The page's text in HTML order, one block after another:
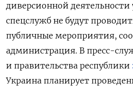
диверсионной деятельности
спецслужб не будут
публичные мероприятия,
администрация. В пресс-
и правительства республики
Украина планирует